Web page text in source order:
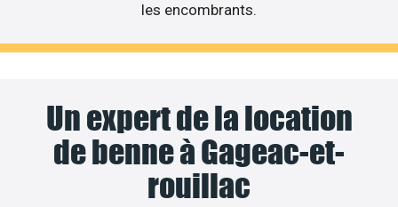
les encombrants.
Un expert de la location
de benne à Gageac-et-
rouillac